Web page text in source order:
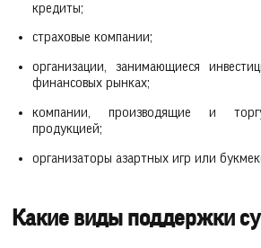
кредиты;
страховые компании;
организации, занимающиеся
финансовых рынках;
компании, производящие и
продукцией;
организаторы азартных игр или
Какие виды поддержки